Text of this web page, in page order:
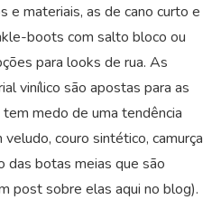
e materiais, as de cano curto e
boots com salto bloco ou
para looks de rua. As
vinílico são apostas para as
medo de uma tendência
couro sintético, camurça
das botas meias que são
post sobre elas aqui no blog).